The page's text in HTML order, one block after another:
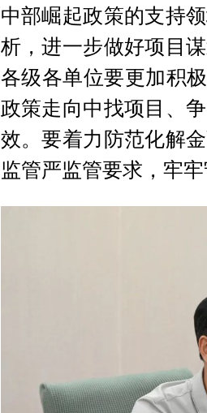
中部崛起政策的支持
析，进一步做好项目
各级各单位要更加积
政策走向中找项目、
效。要着力防范化解
监管严监管要求，牢